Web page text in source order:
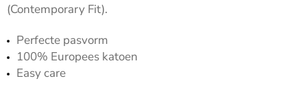
(Contemporary Fit).
Perfecte pasvorm
100% Europees katoen
Easy care